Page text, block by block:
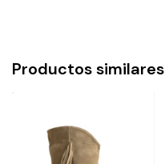
Productos similares